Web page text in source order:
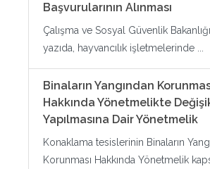
Başvurularının Alınması
Çalışma ve Sosyal Güvenlik
yazıda, hayvancılık işletmelerinde ...
Binaların Yangından
Hakkında Yönetmelikte
Yapılmasına Dair Yönetmelik
Konaklama tesislerinin Binaların
Korunması Hakkında Yönetmelik